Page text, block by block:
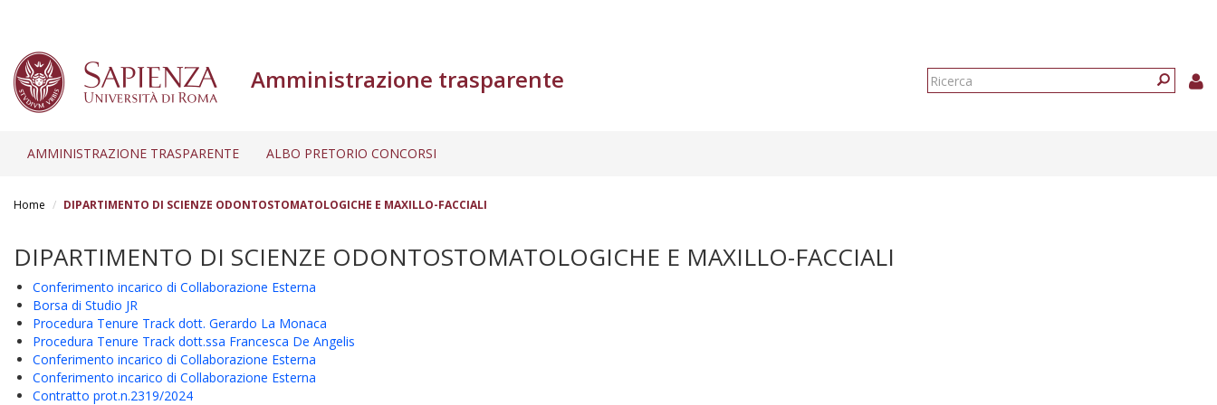
Amministrazione trasparente
Form
AMMINISTRAZIONE TRASPARENTE ALBO PRETORIO CONCORSI
Home DIPARTIMENTO DI SCIENZE ODONTOSTOMATOLOGICHE E MAXILLO-FACCIALI
DIPARTIMENTO DI SCIENZE ODONTOSTOMATOLOGICHE E MAXILLO-FACCIALI
Conferimento incarico di Collaborazione Esterna
Borsa di Studio JR
Procedura Tenure Track dott. Gerardo La Monaca
Procedura Tenure Track dott.ssa Francesca De Angelis
Conferimento incarico di Collaborazione Esterna
Conferimento incarico di Collaborazione Esterna
Contratto prot.n.2319/2024